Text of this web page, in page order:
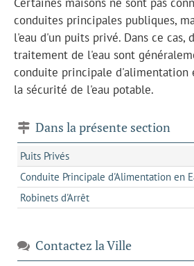
conduites principales publiques,
l'eau d'un puits privé. Dans ce cas,
traitement de l'eau sont
conduite principale d'alimentation
la sécurité de l'eau potable.
Dans la présente section
Puits Privés
Conduite Principale d'Alimentation en
Robinets d'Arrêt
Contactez la Ville